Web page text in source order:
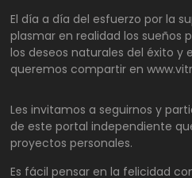
El día a día del esfuerzo por la
plasmar en realidad los sueños
los deseos naturales del éxito y
queremos compartir en
Les invitamos a seguirnos y
de este portal independiente
proyectos personales.
Es fácil pensar en la felicidad